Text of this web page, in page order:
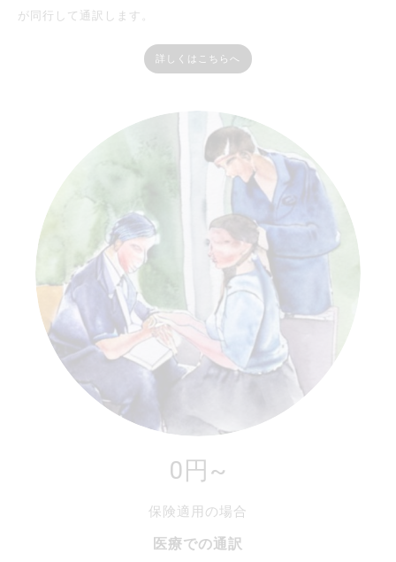
が同行して通訳します。
詳しくはこちらへ
0円~
保険適用の場合
医療での通訳